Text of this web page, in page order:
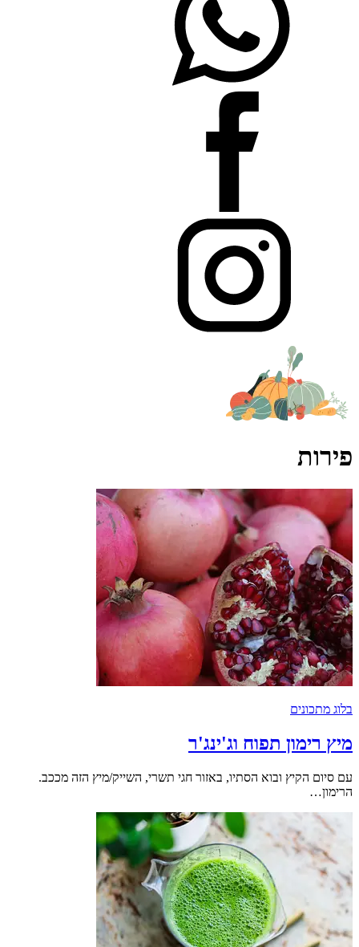
פירות
בלוג מתכונים
מיץ רימון תפוח וג'ינג'ר
עם סיום הקיץ ובוא הסתיו, באזור חגי תשרי, השייק/מיץ הזה מככב.
הרימון…